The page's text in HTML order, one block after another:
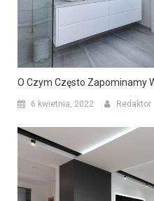
O Czym Często Zapominamy
6 kwietnia, 2022 Redaktor